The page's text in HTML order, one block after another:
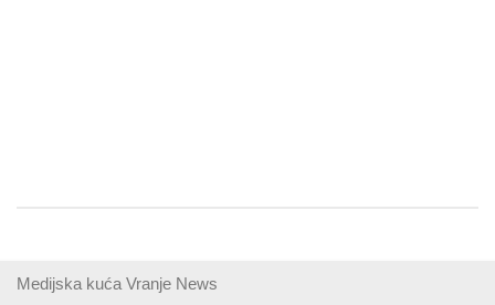
Medijska kuća Vranje News